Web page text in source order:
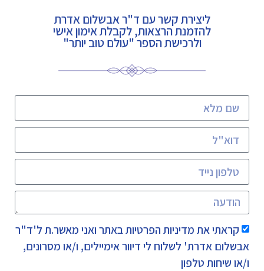
ליצירת קשר עם ד"ר אבשלום אדרת
להזמנת הרצאות, לקבלת אימון אישי
ולרכישת הספר "עולם טוב יותר"
קראתי אתמדיניות הפרטיותבאתר ואני מאשר.ת ל'ד"ר
אבשלום אדרת' לשלוח לי דיוור אימיילים, ו/או מסרונים,
ו/או שיחות טלפון